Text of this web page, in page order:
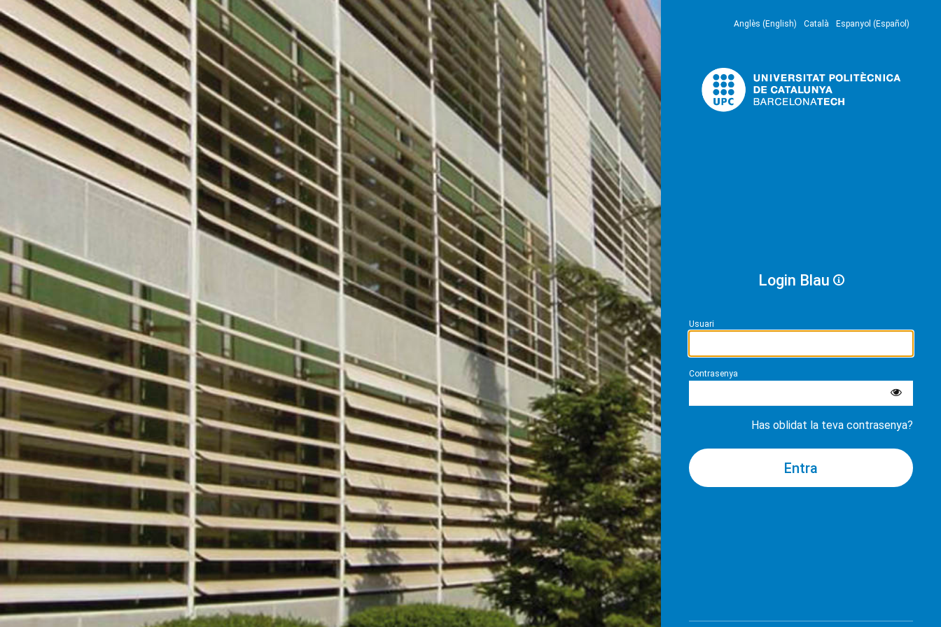
Anglès (English) Català Espanyol (Español)
Login Blau
Usuari
Contrasenya
Has oblidat la teva contrasenya?